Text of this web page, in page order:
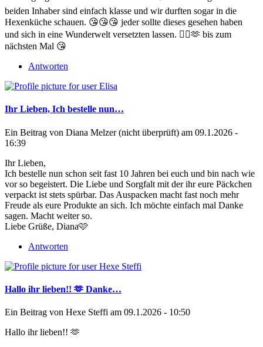
beiden Inhaber sind einfach klasse und wir durften sogar in die
Hexenküche schauen. 😘😘😘 jeder sollte dieses gesehen haben
und sich in eine Wunderwelt versetzten lassen. 🧙‍♀️🫶 bis zum
nächsten Mal 😘
Antworten
Ihr Lieben, Ich bestelle nun…
Ein Beitrag von Diana Melzer (nicht überprüft) am 09.1.2026 -
16:39
Ihr Lieben,
Ich bestelle nun schon seit fast 10 Jahren bei euch und bin nach wie
vor so begeistert. Die Liebe und Sorgfalt mit der ihr eure Päckchen
verpackt ist stets spürbar. Das Auspacken macht fast noch mehr
Freude als eure Produkte an sich. Ich möchte einfach mal Danke
sagen. Macht weiter so.
Liebe Grüße, Diana🩷
Antworten
Hallo ihr lieben!! 🫶 Danke…
Ein Beitrag von Hexe Steffi am 09.1.2026 - 10:50
Hallo ihr lieben!! 🫶